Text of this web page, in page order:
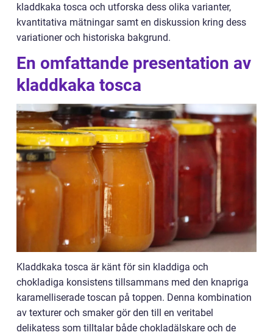
kladdkaka tosca och utforska dess olika varianter,
kvantitativa mätningar samt en diskussion kring dess
variationer och historiska bakgrund.
En omfattande presentation av
kladdkaka tosca
Kladdkaka tosca är känt för sin kladdiga och
chokladiga konsistens tillsammans med den knapriga
karamelliserade toscan på toppen. Denna kombination
av texturer och smaker gör den till en veritabel
delikatess som tilltalar både chokladälskare och de